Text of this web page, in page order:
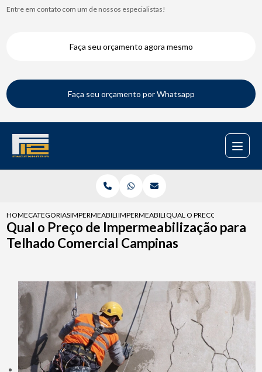
Entre em contato com um de nossos especialistas!
Faça seu orçamento agora mesmo
Faça seu orçamento por Whatsapp
HOMECATEGORIASIMPERMEABILIZACAO DE TELHADOS
IMPERMEABILIZACAO PARA TELHADO
QUAL O PRECO DE
Qual o Preço de Impermeabilização para
Telhado Comercial Campinas